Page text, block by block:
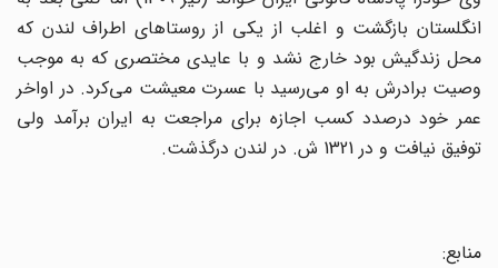
انگلستان بازگشت و اغلب از یکی از روستاهای اطراف لندن که
محل زندگیش بود خارج نشد و با عایدی مختصری که به موجب
وصیت برادرش به او می‌رسید با عسرت معیشت می‌کرد. در اواخر
عمر خود درصدد کسب اجازه برای مراجعت به ایران برآمد ولی
توفیق نیافت و در 1321 ش. در لندن درگذشت.
منابع: